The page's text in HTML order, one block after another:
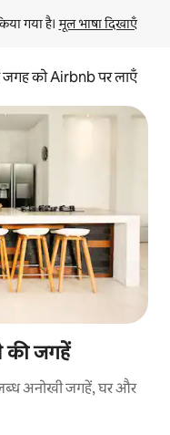
गया है। मूल भाषा दिखाएँ
को Airbnb पर लाएँ
की जगहें
अनोखी जगहें, घर और